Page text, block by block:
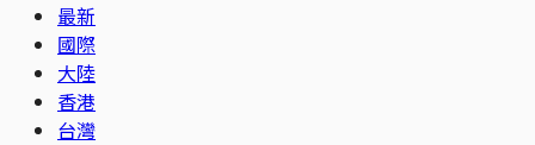
最新
國際
大陸
香港
台灣